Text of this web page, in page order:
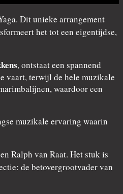
Dit unieke arrangement
het tot een eigentijdse,
, ontstaat een spannend
vaart, terwijl de hele muzikale
waardoor een
muzikale ervaring waarin
Ralph van Raat. Het stuk is
de betovergrootvader van